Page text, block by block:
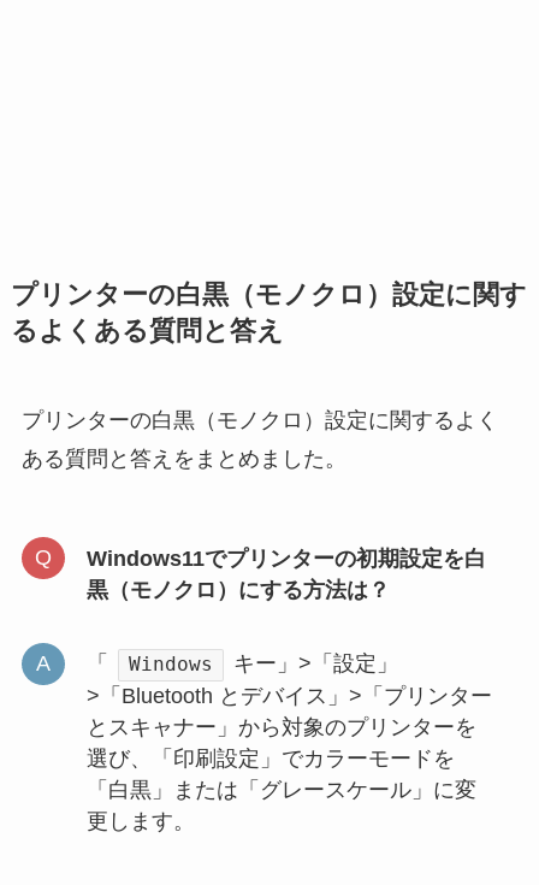
プリンターの白黒（モノクロ）設定に関す
るよくある質問と答え
プリンターの白黒（モノクロ）設定に関するよく
ある質問と答えをまとめました。
Windows11でプリンターの初期設定を白
黒（モノクロ）にする方法は？
「 Windows
キー」>「設定」
>「Bluetooth とデバイス」>「プリンター
とスキャナー」から対象のプリンターを
選び、「印刷設定」でカラーモードを
「白黒」または「グレースケール」に変
更します。